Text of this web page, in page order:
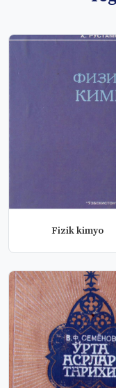
Fizik kimyo